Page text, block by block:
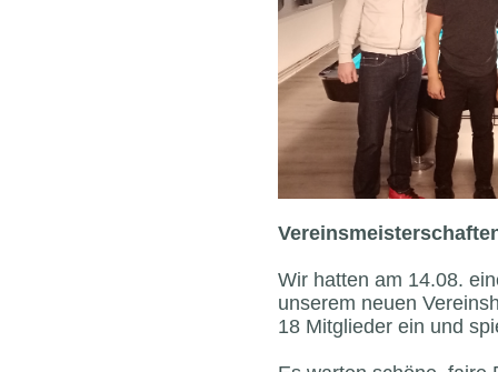
Wir hatten am 14.08.
unserem neuen
18 Mitglieder ein und